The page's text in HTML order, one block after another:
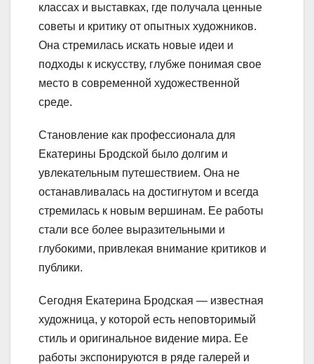
классах и выставках, где получала ценные
советы и критику от опытных художников.
Она стремилась искать новые идеи и
подходы к искусству, глубже понимая свое
место в современной художественной
среде.
Становление как профессионала для
Екатерины Бродской было долгим и
увлекательным путешествием. Она не
останавливалась на достигнутом и всегда
стремилась к новым вершинам. Ее работы
стали все более выразительными и
глубокими, привлекая внимание критиков и
публики.
Сегодня Екатерина Бродская — известная
художница, у которой есть неповторимый
стиль и оригинальное видение мира. Ее
работы экспонируются в ряде галерей и